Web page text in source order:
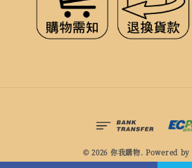
© 2026 你我購物. Powered by